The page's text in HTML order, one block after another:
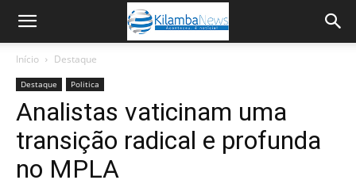
Início Destaque
Destaque Politica
Analistas vaticinam uma
transição radical e profunda
no MPLA